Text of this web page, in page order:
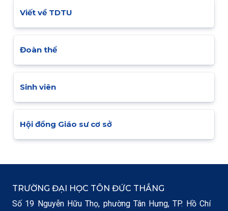
Viết về TDTU
Đoàn thể
Sinh viên
Hội đồng Giáo sư cơ sở
TRƯỜNG ĐẠI HỌC TÔN ĐỨC THẮNG
Số 19 Nguyễn Hữu Thọ, phường Tân Hưng, TP. Hồ Chí